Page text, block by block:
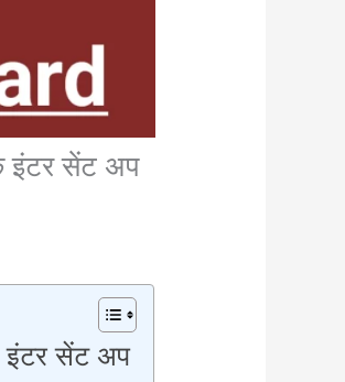
इंटर सेंट अप
सेंट अप